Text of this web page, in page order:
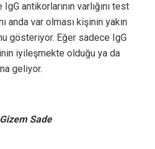
antikorlarının varlığını test
anda var olması kişinin yakın
gösteriyor. Eğer sadece IgG
iyileşmekte olduğu ya da
geliyor.
Sade